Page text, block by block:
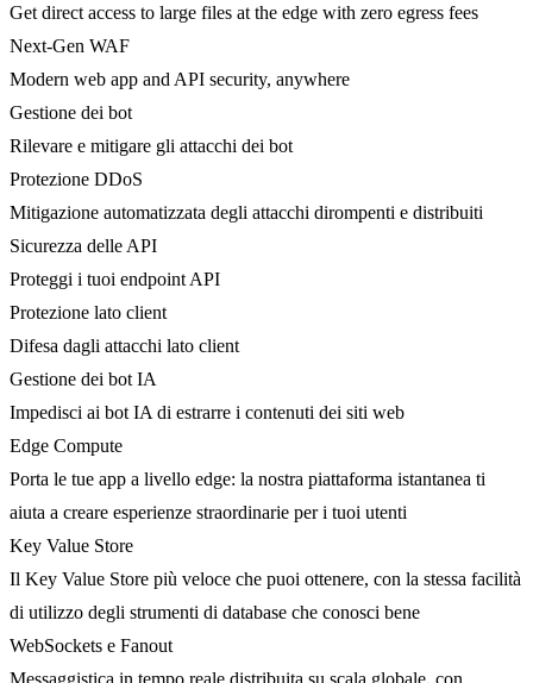
Get direct access to large files at the edge with zero egress fees
Next-Gen WAF
Modern web app and API security, anywhere
Gestione dei bot
Rilevare e mitigare gli attacchi dei bot
Protezione DDoS
Mitigazione automatizzata degli attacchi dirompenti e distribuiti
Sicurezza delle API
Proteggi i tuoi endpoint API
Protezione lato client
Difesa dagli attacchi lato client
Gestione dei bot IA
Impedisci ai bot IA di estrarre i contenuti dei siti web
Edge Compute
Porta le tue app a livello edge: la nostra piattaforma istantanea ti
aiuta a creare esperienze straordinarie per i tuoi utenti
Key Value Store
Il Key Value Store più veloce che puoi ottenere, con la stessa facilità
di utilizzo degli strumenti di database che conosci bene
WebSockets e Fanout
Messaggistica in tempo reale distribuita su scala globale, con